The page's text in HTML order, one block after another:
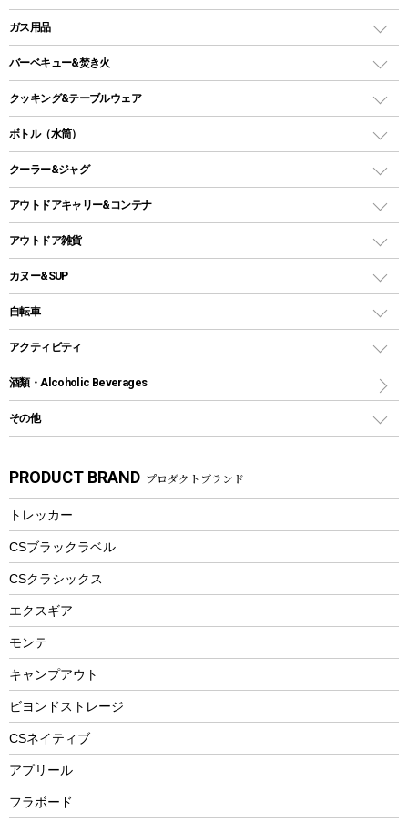
ロッジ型・オリジナルテント
タープ
スクエアタープ（レクタタープ）
メッシュタープ
自立式タープ
パラソル
テントアクセサリー
ペグ
グランドシート
ガイドロープ
ツール
レジャーシート
LEDランタン
ガスランタン
オイルランタン
LEDライト
ヘッドライト
キャンドル
ガス用品
ガスバーナー
ガス缶
ガストーチ、ライター
バーベキュー&焚き火
バーベキューコンロ、グリル
焚き火台タイプ（ロースタイル）グリル
卓上タイプグリル
パーティータイプグリル
鉄板、アミ
焚き火台&ストーブ
火起こし
バーベキューツール
クッキング&テーブルウェア
ダッチオーブン
ホットサンドメーカー
クッカーセット
シェラカップ
クッキングツール
ナイフ
カトラリー
マグカップ、カップ
ステンレスボトル
フードボトル
トレー
ランチョンマット
ランチボックス
ボトル（水筒）
ステンレスボトル
コップ付きタイプ
ワンタッチタイプ
プラスチックボトル
ディズニーボトル
クーラー&ジャグ
クーラーボックス
クーラーバッグ
ウォータージャグ
保冷剤
アウトドアキャリー&コンテナ
アウトドアキャリー
アウトドア雑貨
バックパック&バッグ
リュック、バックパック
トートバッグ、サコッシュ
ショッピングキャリー
その他アウトドア雑貨
スプレー関係
ツール、他
カヌー&SUP
インフレータブル
カヤック
パドル
ヘルメット
エアーポンプ
アクセサリー
自転車
折りたたみ自転車
スポーツサイクル
シティサイクル
自転車ウェア
アクティビティ
マリン
ラッシュガード
パラソル
フローティングベスト
ヘルメット
エアーポンプ
ビーチテント
ウィンター
スノーシュー
防寒ウェア
トレッキング
トレッキングアクセサリー
酒類・Alcoholic Beverages
その他
湯たんぽ
防災用品
PRODUCT BRAND プロダクトブランド
トレッカー
CSブラックラベル
CSクラシックス
エクスギア
モンテ
キャンプアウト
ビヨンドストレージ
CSネイティブ
アプリール
フラボード